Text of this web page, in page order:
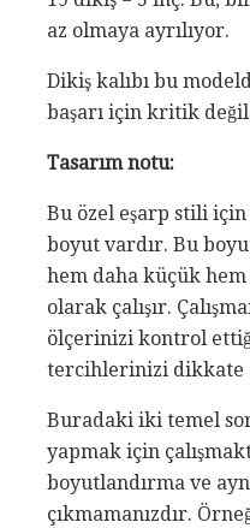
az olmaya ayrılıyor.
Dikiş kalıbı bu
başarı için kritik
Tasarım notu:
Bu özel eşarp stili
boyut vardır. Bu
hem daha küçük
olarak çalışır.
ölçerinizi kontrol
tercihlerinizi dikkate
Buradaki iki temel
yapmak için
boyutlandırma ve
çıkmamanızdır.